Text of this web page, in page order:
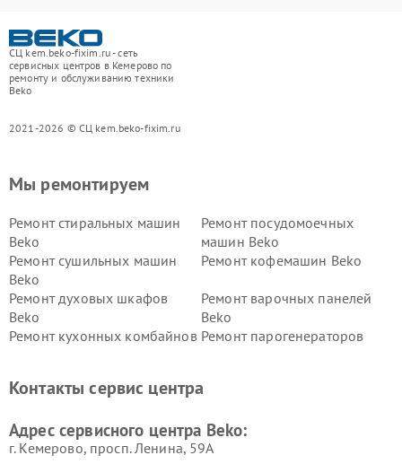
СЦ kem.beko-fixim.ru - сеть
сервисных центров в Кемерово по
ремонту и обслуживанию техники
Beko
2021-2026 © СЦ kem.beko-fixim.ru
Мы ремонтируем
Ремонт стиральных машин
Beko
Ремонт посудомоечных
машин Beko
Ремонт сушильных машин
Beko
Ремонт кофемашин Beko
Ремонт духовых шкафов
Beko
Ремонт варочных панелей
Beko
Ремонт кухонных комбайнов Ремонт парогенераторов
Ремонт холодильников Beko Ремонт морозильных камер
Контакты сервис центра
Адрес сервисного центра Beko:
г. Кемерово, просп. Ленина, 59А